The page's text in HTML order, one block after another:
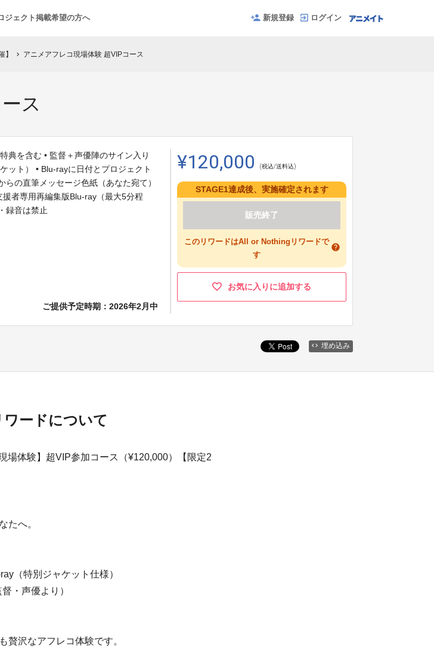
ジェクト掲載希望の方へ 新規登録 ログイン
】 chevron_right アニメアフレコ現場体験 超VIPコース
ス
典を含む • 監督＋声優陣のサイン入り
ット） • Blu-rayに日付とプロジェクト
らの直筆メッセージ色紙（あなた宛て）
援者専用再編集版Blu-ray（最大5分程
録音は禁止
ご提供予定時期： 2026年2月中
¥120,000 (税込/送料込)
STAGE1達成後、実施確定されます
販売終了
このリワードはAll or Nothingリワードで
す
help
お気に入りに追加する
埋め込み
ワードについて
場体験】超VIP参加コース（¥120,000）【限定2
たへ。
（特別ジャケット仕様）
・声優より）
贅沢なアフレコ体験です。